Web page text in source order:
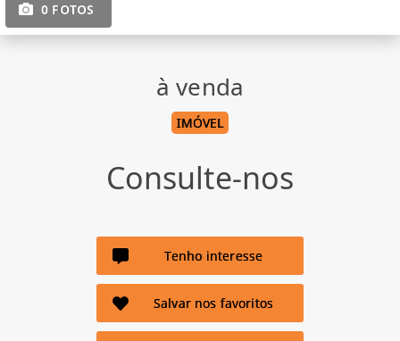
0 FOTOS
à venda
IMÓVEL
Consulte-nos
Tenho interesse
Salvar nos favoritos